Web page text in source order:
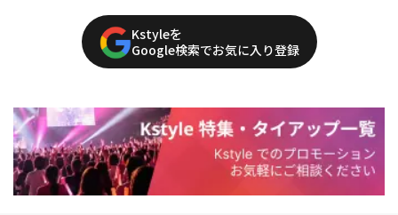
Kstyleを
Google検索でお気に入り登録